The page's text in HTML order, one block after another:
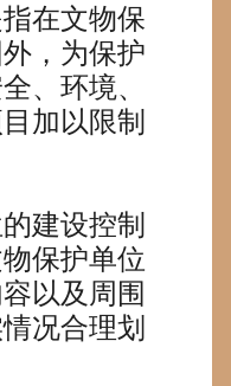
在文物保
，为保护
、环境、
加以限制
建设控制
保护单位
以及周围
况合理划